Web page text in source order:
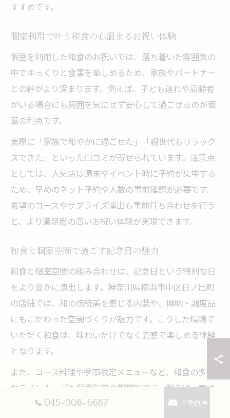
すすめです。
個室利用で叶う和食の心温まるお祝い体験
個室を利用した和食のお祝いでは、落ち着いた雰囲気の
中でゆっくりと食事を楽しめるため、家族やパートナー
との絆がより深まります。例えば、子ども連れや高齢者
がいる場合にも周囲を気にせず安心して過ごせるのが個
室の利点です。
実際に「家族で和やかに過ごせた」「親世代もリラック
スできた」といった口コミが寄せられています。注意点
としては、人気店は週末やイベント時に予約が集中する
ため、早めのネット予約や人数の事前確認が必要です。
希望のコースやサプライズ演出も事前打ち合わせを行う
と、より満足度の高いお祝い体験が実現できます。
和食と個室空間で過ごす記念日の魅力
和食と個室空間の組み合わせは、記念日という特別な日
をより豊かに演出します。神奈川県横浜市中区日ノ出町
の店舗では、和の伝統美を感じる内装や、照明・調度品
にもこだわった空間づくりが魅力です。こうした環境で
いただく和食は、味わいだけでなく五感で楽しめる体験
となります。
また、コース料理や季節限定メニューなど、和食の多彩
なラインナップも個室利用の醍醐味です。例えば、春は
旬の魚介、秋はきのこや根菜を使った料理が登場し、四
045-308-6687 ご予約